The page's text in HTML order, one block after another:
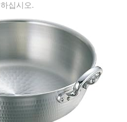
하십시오.